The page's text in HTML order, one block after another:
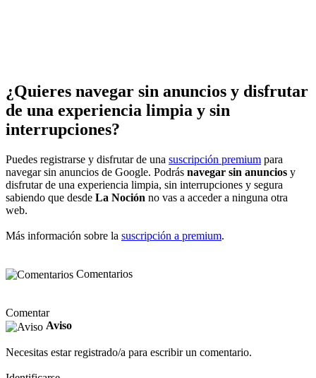
¿Quieres navegar sin anuncios y disfrutar
de una experiencia limpia y sin
interrupciones?
Puedes registrarse y disfrutar de una suscripción premium para
navegar sin anuncios de Google. Podrás navegar sin anuncios y
disfrutar de una experiencia limpia, sin interrupciones y segura
sabiendo que desde La Noción no vas a acceder a ninguna otra
web.
Más información sobre la suscripción a premium.
Comentarios
Comentar
Aviso
Necesitas estar registrado/a para escribir un comentario.